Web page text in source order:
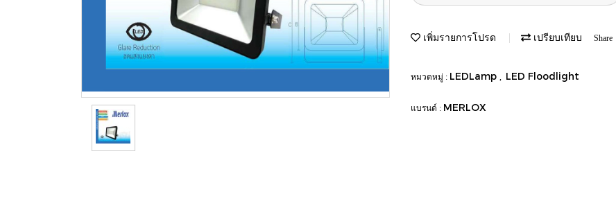
เพิ่มรายการโปรด เปรียบเทียบ Share
หมวดหมู่ : LEDLamp LED Floodlight
แบรนด์ : MERLOX